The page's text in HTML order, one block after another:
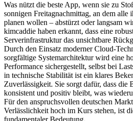
Was nützt die beste App, wenn sie zu
sonnigen Freitagnachmittag, an dem alle
planen wollen – abstürzt oder langsam
kimcaddie haben erkannt, dass eine
Serverinfrastruktur das unsichtbare
Durch den Einsatz moderner Cloud-
sorgfältige Systemarchitektur wird eine
Performance sichergestellt, selbst bei
in technische Stabilität ist ein klares
Zuverlässigkeit. Sie sorgt dafür, dass die
konsistent und positiv bleibt, was
Für den anspruchsvollen deutschen
Verlässlichkeit hoch im Kurs stehen, ist